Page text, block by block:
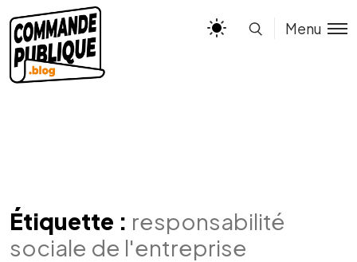
Menu
Étiquette : responsabilité
sociale de l'entreprise